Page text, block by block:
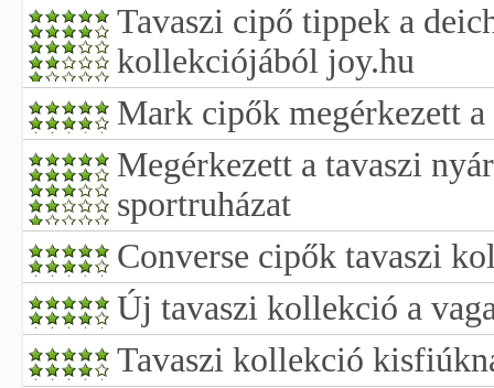
Tavaszi cipő tippek a
kollekciójából joy.hu
Mark cipők megérkezett
Megérkezett a tavaszi
sportruházat
Converse cipők tavaszi
Új tavaszi kollekció a
Tavaszi kollekció